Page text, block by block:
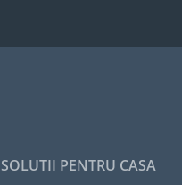
SOLUTII PENTRU CASA